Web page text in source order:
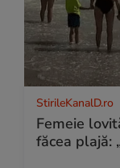
StirileKanalD.ro
Femeie
făcea plajă: